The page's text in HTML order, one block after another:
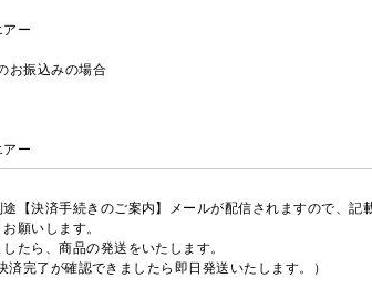
ー
お振込みの場合
ー
【決済手続きのご案内】メールが配信されますので、記
願いします。
たら、商品の発送をいたします。
済完了が確認できましたら即日発送いたします。）